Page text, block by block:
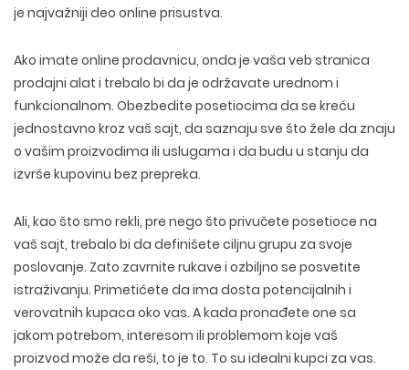
je najvažniji deo online prisustva.
Ako imate online prodavnicu, onda je vaša veb stranica
prodajni alat i trebalo bi da je održavate urednom i
funkcionalnom. Obezbedite posetiocima da se kreću
jednostavno kroz vaš sajt, da saznaju sve što žele da znaju
o vašim proizvodima ili uslugama i da budu u stanju da
izvrše kupovinu bez prepreka.
Ali, kao što smo rekli, pre nego što privučete posetioce na
vaš sajt, trebalo bi da definišete ciljnu grupu za svoje
poslovanje. Zato zavrnite rukave i ozbiljno se posvetite
istraživanju. Primetićete da ima dosta potencijalnih i
verovatnih kupaca oko vas. A kada pronađete one sa
jakom potrebom, interesom ili problemom koje vaš
proizvod može da reši, to je to. To su idealni kupci za vas.